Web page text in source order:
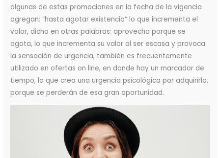
algunas de estas promociones en la fecha de la vigencia
agregan: “hasta agotar existencia” lo que incrementa el
valor, dicho en otras palabras: aprovecha porque se
agota, lo que incrementa su valor al ser escasa y provoca
la sensación de urgencia, también es frecuentemente
utilizado en ofertas on line, en donde hay un marcador de
tiempo, lo que crea una urgencia psicológica por adquirirlo,
porque se perderán de esa gran oportunidad.